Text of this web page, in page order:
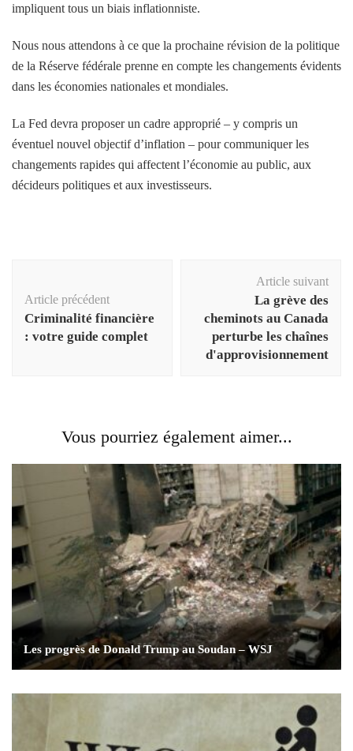
impliquent tous un biais inflationniste.
Nous nous attendons à ce que la prochaine révision de la politique
de la Réserve fédérale prenne en compte les changements évidents
dans les économies nationales et mondiales.
La Fed devra proposer un cadre approprié – y compris un
éventuel nouvel objectif d’inflation – pour communiquer les
changements rapides qui affectent l’économie au public, aux
décideurs politiques et aux investisseurs.
d'article
Article précédent
Criminalité financière
: votre guide complet
Article suivant
La grève des
cheminots au Canada
perturbe les chaînes
d'approvisionnement
Vous pourriez également aimer...
Les progrès de Donald Trump au Soudan – WSJ